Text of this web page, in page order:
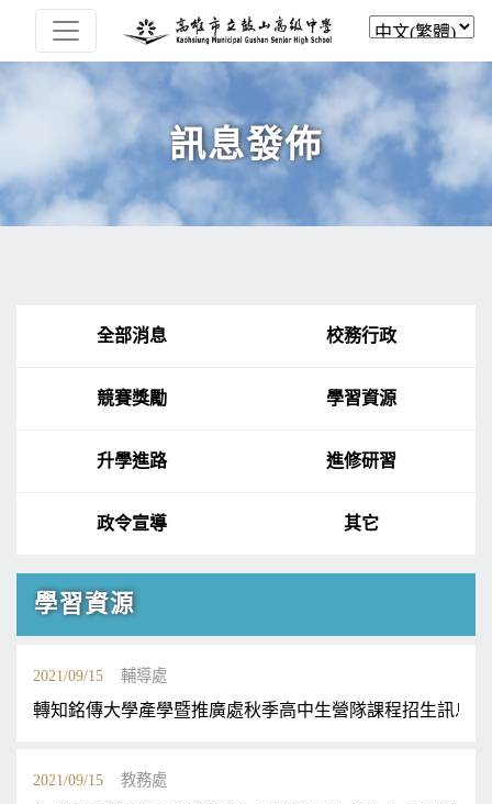
訊息發佈
全部消息 校務行政
競賽獎勵 學習資源
升學進路 進修研習
政令宣導 其它
學習資源
2021/09/15 輔導處
轉知銘傳大學產學暨推廣處秋季高中生營隊課程招生訊息
2021/09/15 教務處